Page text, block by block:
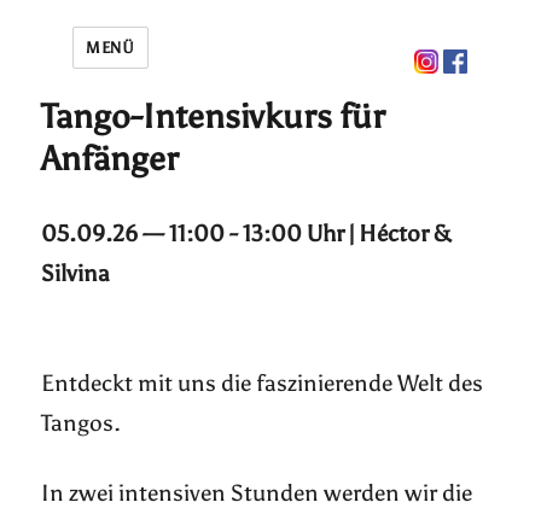
MENÜ
Tango-Intensivkurs für
Anfänger
05.09.26 — 11:00 - 13:00 Uhr | Héctor &
Silvina
Entdeckt mit uns die faszinierende Welt des
Tangos.
In zwei intensiven Stunden werden wir die